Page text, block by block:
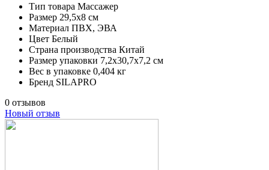
Тип товара Массажер
Размер 29,5x8 см
Материал ПВХ, ЭВА
Цвет Белый
Страна производства Китай
Размер упаковки 7,2х30,7х7,2 см
Вес в упаковке 0,404 кг
Бренд SILAPRO
0 отзывов
Новый отзыв